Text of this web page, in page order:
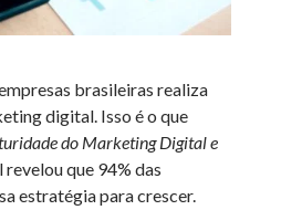
brasileiras realiza
digital. Isso é o que
do Marketing Digital e
revelou que 94% das
estratégia para crescer.